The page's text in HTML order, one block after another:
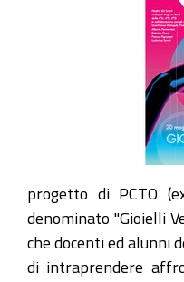
progetto di PCTO
denominato "Gioielli
che docenti ed alunni
di intraprendere